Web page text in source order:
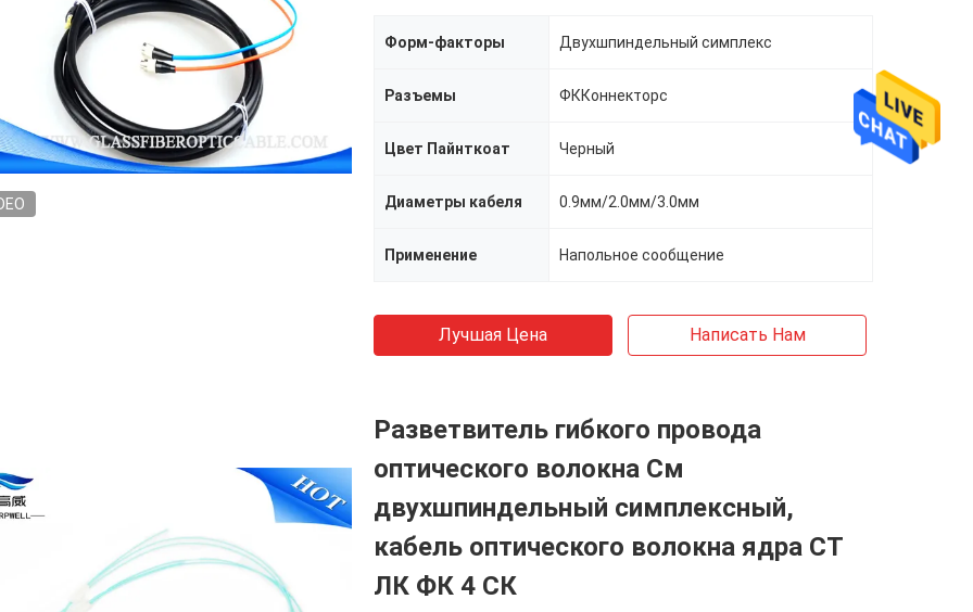
Форм-факторы Двухшпиндельный симплекс
Разъемы ФККоннекторс
Цвет Пайнткоат Черный
Диаметры кабеля 0.9мм/2.0мм/3.0мм
Применение Напольное сообщение
Лучшая Цена Написать Нам
Разветвитель гибкого провода
оптического волокна См
двухшпиндельный симплексный,
кабель оптического волокна ядра СТ
ЛК ФК 4 СК